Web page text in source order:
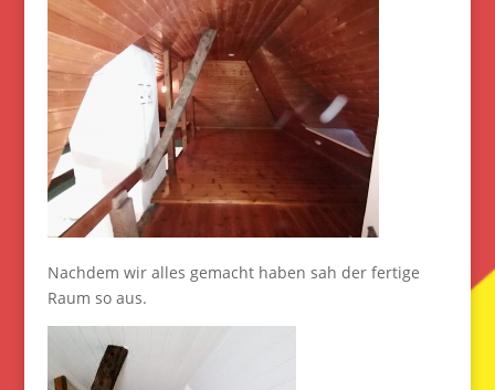
Nachdem wir alles gemacht haben sah der fertige
Raum so aus.